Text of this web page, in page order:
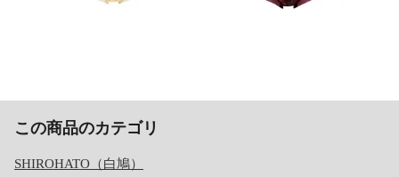
この商品のカテゴリ
SHIROHATO（白鳩）